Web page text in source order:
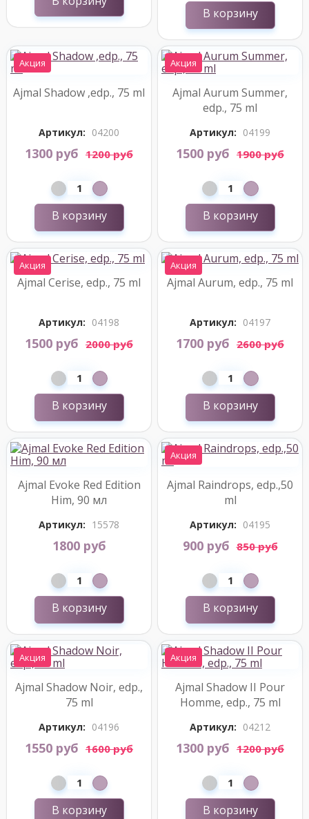
В корзину
Акция
Ajmal Shadow ,edp., 75 ml
Артикул: 04200
1300 руб 1200 руб
В корзину
Акция
Ajmal Aurum Summer,
edp., 75 ml
Артикул: 04199
1500 руб 1900 руб
В корзину
Акция
Ajmal Cerise, edp., 75 ml
Артикул: 04198
1500 руб 2000 руб
В корзину
Акция
Ajmal Aurum, edp., 75 ml
Артикул: 04197
1700 руб 2600 руб
В корзину
Ajmal Evoke Red Edition
Him, 90 мл
Артикул: 15578
1800 руб
В корзину
Акция
Ajmal Raindrops, edp.,50
ml
Артикул: 04195
900 руб 850 руб
В корзину
Акция
Ajmal Shadow Noir, edp.,
75 ml
Артикул: 04196
1550 руб 1600 руб
В корзину
Акция
Ajmal Shadow II Pour
Homme, edp., 75 ml
Артикул: 04212
1300 руб 1200 руб
В корзину